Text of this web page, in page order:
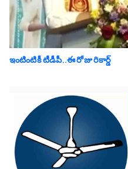
ఇంటింటికీ టీడీపీ..ఈ రోజు రికార్డ్